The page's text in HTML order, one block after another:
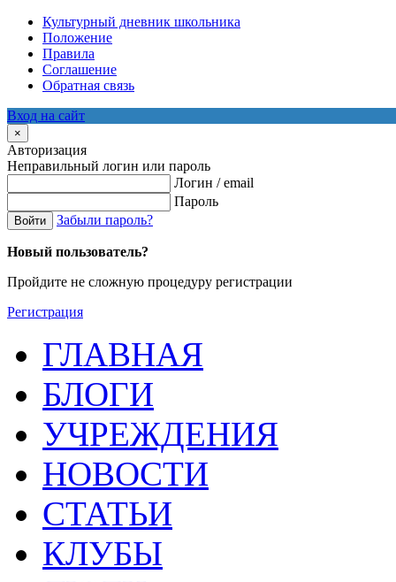
Культурный дневник школьника
Положение
Правила
Соглашение
Обратная связь
Вход на сайт
×
Авторизация
Неправильный логин или пароль
Логин / email
Пароль
Войти Забыли пароль?
Новый пользователь?
Пройдите не сложную процедуру регистрации
Регистрация
ГЛАВНАЯ
БЛОГИ
УЧРЕЖДЕНИЯ
НОВОСТИ
СТАТЬИ
КЛУБЫ